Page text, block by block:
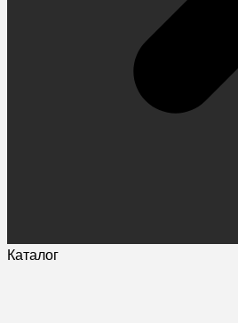
Каталог